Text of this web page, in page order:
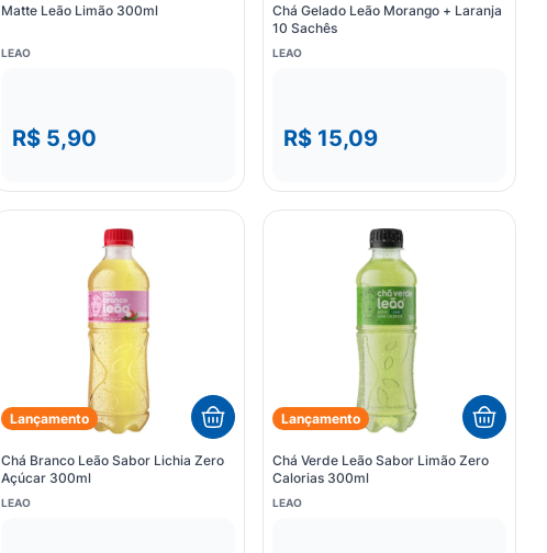
Matte Leão Limão 300ml
LEAO
R$ 5,90
Chá Gelado Leão Morango + Laranja
10 Sachês
LEAO
R$ 15,09
Lançamento
Chá Branco Leão Sabor Lichia Zero
Açúcar 300ml
LEAO
Lançamento
Chá Verde Leão Sabor Limão Zero
Calorias 300ml
LEAO